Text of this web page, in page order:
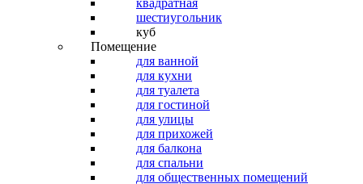
квадратная
шестиугольник
куб
Помещение
для ванной
для кухни
для туалета
для гостиной
для улицы
для прихожей
для балкона
для спальни
для общественных помещений